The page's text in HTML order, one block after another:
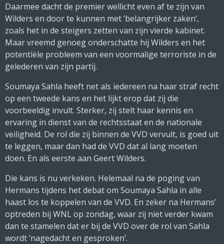
Daarmee dacht de premier wellicht even af te zijn van
Wilders en door te kunnen met ’belangrijker zaken’,
zoals het in de steigers zetten van zijn vierde kabinet.
Maar vreemd genoeg onderschatte hij Wilders en het
potentiële probleem van een voormalige terroriste in de
gelederen van zijn partij.
Soumaya Sahla heeft net als iedereen na haar straf recht
op een tweede kans en het lijkt erop dat zij die
voorbeeldig invult. Sterker, zij stelt haar kennis en
ervaring in dienst van de rechtsstaat en de nationale
veiligheid. De rol die zij binnen de VVD vervult, is goed uit
te leggen, maar dan had de VVD dat al lang moeten
doen. En als eerste aan Geert Wilders.
Die kans is nu verkeken. Helemaal na de poging van
Hermans tijdens het debat om Soumaya Sahla in alle
haast los te koppelen van de VVD. En zeker na Hermans’
optreden bij WNL op zondag, waar zij niet verder kwam
dan te stamelen dat er bij de VVD over de rol van Sahla
wordt ’nagedacht en gesproken’.